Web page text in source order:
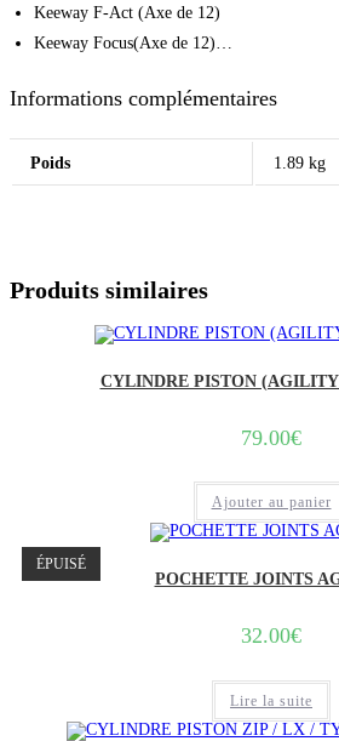
Keeway F-Act (Axe de 12)
Keeway Focus(Axe de 12)…
Informations complémentaires
Poids 1.89 kg
Produits similaires
CYLINDRE PISTON
79.00€
Ajouter au panier
ÉPUISÉ
POCHETTE JOINTS
32.00€
Lire la suite